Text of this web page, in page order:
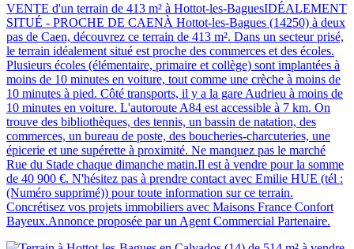
VENTE d'un terrain de 413 m² à Hottot-les-BaguesIDÉALEMENT
SITUÉ - PROCHE DE CAENÀ Hottot-les-Bagues (14250) à deux
pas de Caen, découvrez ce terrain de 413 m². Dans un secteur prisé,
le terrain idéalement situé est proche des commerces et des écoles.
Plusieurs écoles (élémentaire, primaire et collège) sont implantées à
moins de 10 minutes en voiture, tout comme une crèche à moins de
10 minutes à pied. Côté transports, il y a la gare Audrieu à moins de
10 minutes en voiture. L'autoroute A84 est accessible à 7 km. On
trouve des bibliothèques, des tennis, un bassin de natation, des
commerces, un bureau de poste, des boucheries-charcuteries, une
épicerie et une supérette à proximité. Ne manquez pas le marché
Rue du Stade chaque dimanche matin.Il est à vendre pour la somme
de 40 900 €. N'hésitez pas à prendre contact avec Emilie HUE (tél :
(Numéro supprimé)) pour toute information sur ce terrain.
Concrétisez vos projets immobiliers avec Maisons France Confort
Bayeux.Annonce proposée par un Agent Commercial Partenaire.